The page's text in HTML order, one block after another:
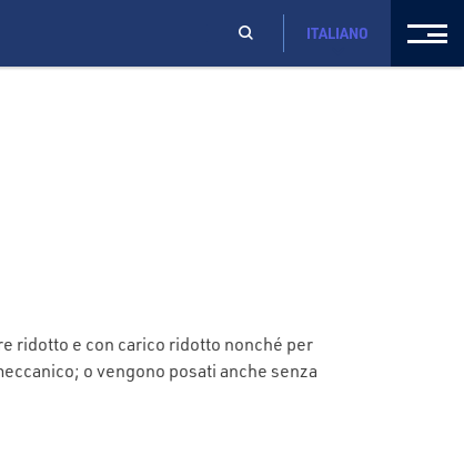
ITALIANO
ridotto e con carico ridotto nonché per
o vengono posati anche senza